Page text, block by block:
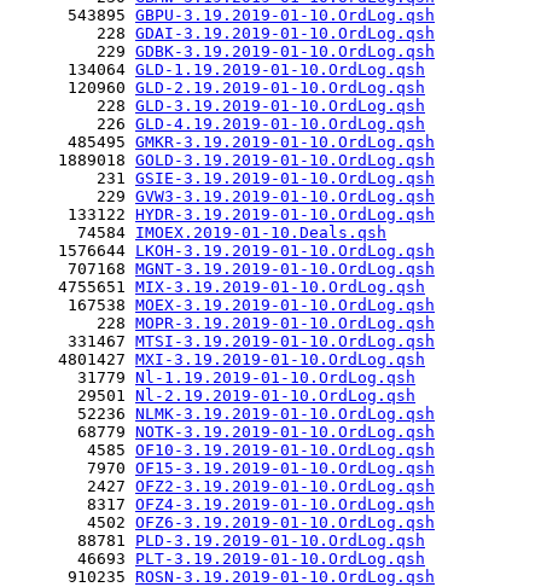
      543895
GBPU-3.19.2019-01-10.OrdLog.qsh
         228
GDAI-3.19.2019-01-10.OrdLog.qsh
         229
GDBK-3.19.2019-01-10.OrdLog.qsh
      134064
GLD-1.19.2019-01-10.OrdLog.qsh
      120960
GLD-2.19.2019-01-10.OrdLog.qsh
         228
GLD-3.19.2019-01-10.OrdLog.qsh
         226
GLD-4.19.2019-01-10.OrdLog.qsh
      485495
GMKR-3.19.2019-01-10.OrdLog.qsh
     1889018
GOLD-3.19.2019-01-10.OrdLog.qsh
         231
GSIE-3.19.2019-01-10.OrdLog.qsh
         229
GVW3-3.19.2019-01-10.OrdLog.qsh
      133122
HYDR-3.19.2019-01-10.OrdLog.qsh
       74584
IMOEX.2019-01-10.Deals.qsh
     1576644
LKOH-3.19.2019-01-10.OrdLog.qsh
      707168
MGNT-3.19.2019-01-10.OrdLog.qsh
     4755651
MIX-3.19.2019-01-10.OrdLog.qsh
      167538
MOEX-3.19.2019-01-10.OrdLog.qsh
         228
MOPR-3.19.2019-01-10.OrdLog.qsh
      331467
MTSI-3.19.2019-01-10.OrdLog.qsh
     4801427
MXI-3.19.2019-01-10.OrdLog.qsh
       31779
Nl-1.19.2019-01-10.OrdLog.qsh
       29501
Nl-2.19.2019-01-10.OrdLog.qsh
       52236
NLMK-3.19.2019-01-10.OrdLog.qsh
       68779
NOTK-3.19.2019-01-10.OrdLog.qsh
        4585
OF10-3.19.2019-01-10.OrdLog.qsh
        7970
OF15-3.19.2019-01-10.OrdLog.qsh
        2427
OFZ2-3.19.2019-01-10.OrdLog.qsh
        8317
OFZ4-3.19.2019-01-10.OrdLog.qsh
        4502
OFZ6-3.19.2019-01-10.OrdLog.qsh
       88781
PLD-3.19.2019-01-10.OrdLog.qsh
       46693
PLT-3.19.2019-01-10.OrdLog.qsh
      910235
ROSN-3.19.2019-01-10.OrdLog.qsh